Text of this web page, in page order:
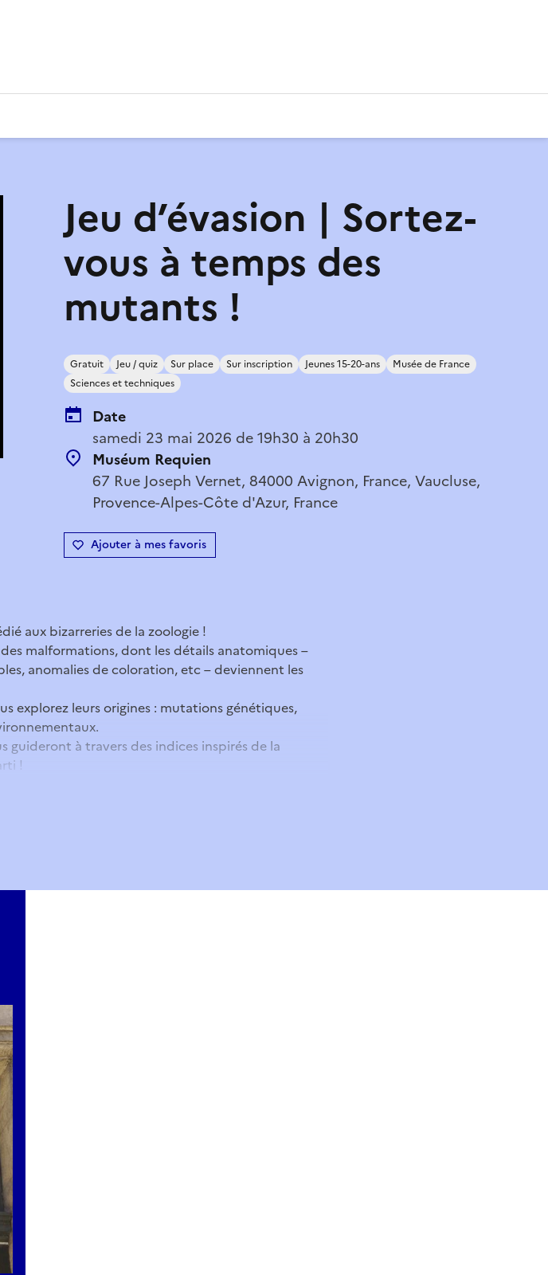
Jeu d’évasion | Sortez-
vous à temps des
mutants !
Gratuit Jeu / quiz Sur place Sur inscription Jeunes 15-20-ans
Musée de France
Sciences et techniques
Date
samedi 23 mai 2026 de 19h30 à 20h30
Muséum Requien
67 Rue Joseph Vernet, 84000 Avignon, France, Vaucluse,
Provence-Alpes-Côte d'Azur, France
Ajouter à mes favoris
aux bizarreries de la zoologie !
malformations, dont les détails anatomiques –
anomalies de coloration, etc – deviennent les
explorez leurs origines : mutations génétiques,
à travers des indices inspirés de la
!